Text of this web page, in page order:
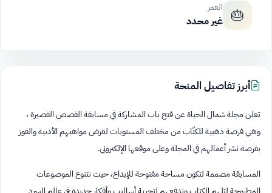
🎂 العمر
غير محدد
أبرز تفاصيل المنحة
تعلن مجلة شمال الحياة عن فتح باب المشاركة في مسابقة القصص القصيرة ،
وهي فرصة ذهبية للكتّاب من مختلف المستويات لعرض مواهبهم الأدبية والفوز
بفرصة نشر أعمالهم في المجلة وعلى موقعها الإلكتروني.
المسابقة مصممة لتكون مساحة مفتوحة للإبداع، حيث تتنوع الموضوعات